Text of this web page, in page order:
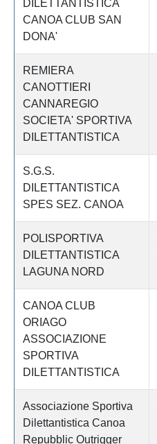
DILETTANTISTICA
CANOA CLUB SAN
DONA'
REMIERA
CANOTTIERI
CANNAREGIO
SOCIETA' SPORTIVA
DILETTANTISTICA
S.G.S.
DILETTANTISTICA
SPES SEZ. CANOA
POLISPORTIVA
DILETTANTISTICA
LAGUNA NORD
CANOA CLUB
ORIAGO
ASSOCIAZIONE
SPORTIVA
DILETTANTISTICA
Associazione Sportiva
Dilettantistica Canoa
Repubblic Outrigger